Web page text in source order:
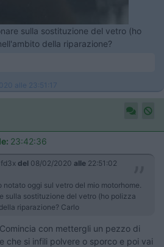
sulla sostituzione del vetro (ho
della riparazione?
alle 23:51:17
23:42:36
fd3x del 08/02/2020 alle 22:51:02
oggi sul vetro del mio motorhome.
sulla sostituzione del vetro (ho polizza
riparazione? Carlo
con mettergli un pezzo di
che si infili polvere o sporco e poi vai